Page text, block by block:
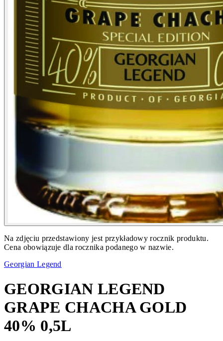
Na zdjęciu przedstawiony jest przykładowy rocznik produktu.
Cena obowiązuje dla rocznika podanego w nazwie.
Georgian Legend
GEORGIAN LEGEND
GRAPE CHACHA GOLD
40% 0,5L